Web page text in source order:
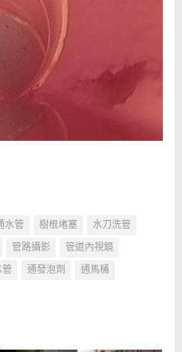
水管 樹根堵塞
水刀洗管
管路攝影
管道內視鏡
管 通發泡劑 通馬桶